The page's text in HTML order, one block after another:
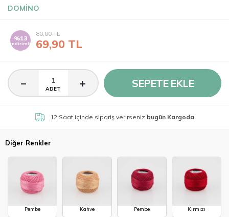
DOMİNO
%13
indirimli 69,90 TL
80,00TL
ADET SEPETE EKLE
12 Saatiçinde sipariş verirseniz bugün Kargoda
Diğer Renkler
Pembe Kahve Pembe Kırmızı